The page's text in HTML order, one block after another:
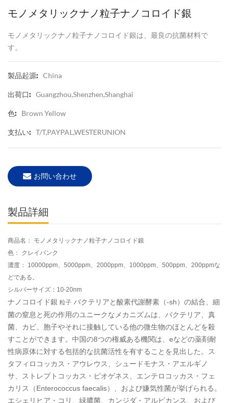
モノメタリックナノ粒子ナノコロイド銀
モノメタリックナノ粒子ナノコロイド銀は、最良の抗菌材料で
す。
製品起源: China
出荷口: Guangzhou,Shenzhen,Shanghai
色: Brown Yellow
支払い: T/T,PAYPAL,WESTERUNION
お問い合わせ
製品詳細
商品名：
モノメタリックナノ粒子ナノコロイド銀
色：
クレイバンク
濃度：
10000ppm、5000ppm、2000ppm、1000ppm、500ppm、200ppmな
どである。
シルバーサイズ：10-20nm
ナノコロイド銀 粒子 バクテリアと酸素代謝酵素（-sh）の結合、細
菌の窒息と死の作用のユニークなメカニズムは、バクテリア、真
菌、カビ、胞子やそれに接触している他の微生物のほとんどを殺
すことができます。中国の8つの権威ある機関は、eなどの薬剤耐
性病原体に対する包括的な抗菌活性を有することを見出した。ス
タフィロコッカス・アウレウス、シュードモナス・アエルギノ
サ、ストレプトコッカス・ピオゲネス、エンテロコッカス・フェ
カリス（Enterococcus faecalis）、および嫌気性菌が挙げられる。
エシェリヒア・コリ、緑膿菌、カンジダ・アルビカンス、および